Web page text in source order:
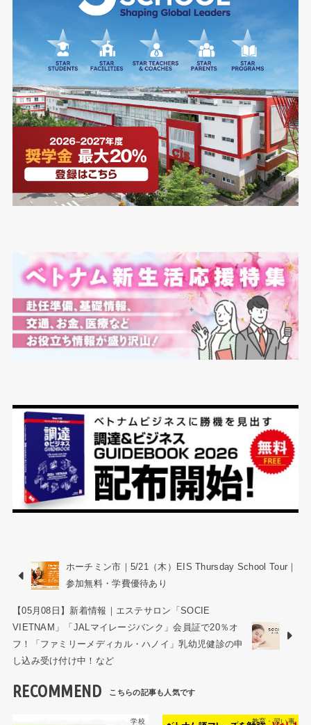
ホーチミン市｜5/21（木）EIS Thursday School Tour｜
参加無料・学費優待あり
【05月08日】新着情報｜エステサロン「SOCIE
VIETNAM」「JALマイレージバンク」会員証で20％オ
フ！「ファミリーメディカル・ハノイ」乳幼児健診の申
し込み受け付け中！など
RECOMMEND
学校 教育・習い事